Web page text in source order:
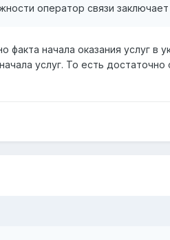
оператор связи
начала оказания услуг в
услуг. То есть